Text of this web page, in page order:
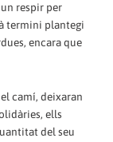
respir per
termini plantegi
encara que
camí, deixaran
ells
del seu